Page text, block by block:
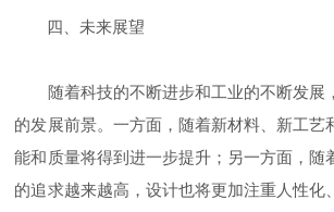
四、未来展望
随着科技的不断进步和工业的不断发展
的发展前景。一方面，随着新材料、新工艺
能和质量将得到进一步提升；另一方面，随
的追求越来越高，设计也将更加注重人性化